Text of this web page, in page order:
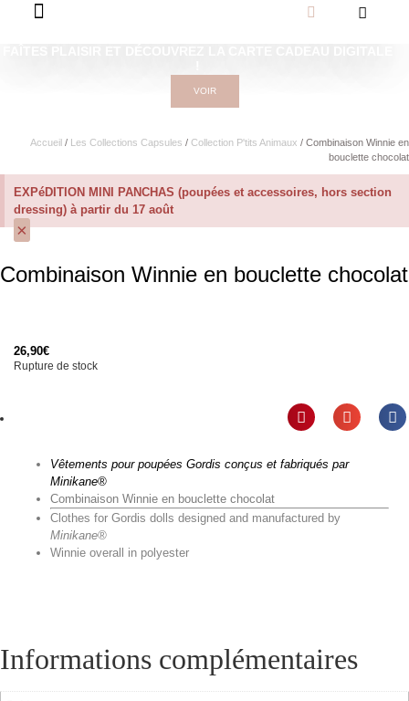
VOIR
Accueil / Les Collections Capsules / Collection P'tits Animaux / Combinaison Winnie en
bouclette chocolat
EXPéDITION MINI PANCHAS (poupées et accessoires, hors section
dressing) à partir du 17 août
×
Combinaison Winnie en bouclette chocolat
26,90€
Rupture de stock
Vêtements pour poupées Gordis conçus et fabriqués par
Minikane®
Combinaison Winnie en bouclette chocolat
Clothes for Gordis dolls designed and manufactured by
Minikane®
Winnie overall in polyester
Informations complémentaires